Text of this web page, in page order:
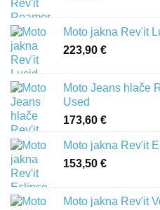
Moto jakna Rev'it
223,90 €
Moto Jeans hlače
Used
173,60 €
Moto jakna Rev'it
153,50 €
Moto jakna Rev'it